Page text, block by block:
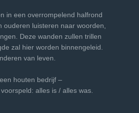
in een overrompelend halfrond
ouderen luisteren naar woorden,
Deze wanden zullen trillen
zal hier worden binnengeleid.
van leven.
houten bedrijf –
alles is / alles was.